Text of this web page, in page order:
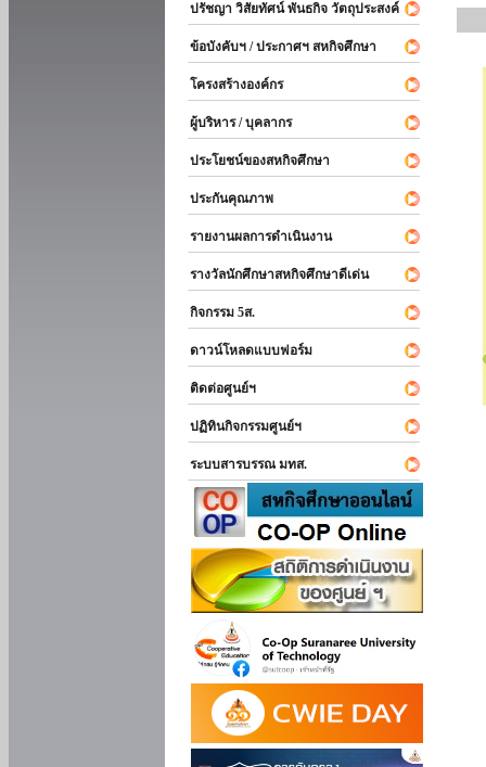
ปรัชญา วิสัยทัศน์ พันธกิจ วัตถุประสงค์
ข้อบังคับฯ / ประกาศฯ สหกิจศึกษา
โครงสร้างองค์กร
ผู้บริหาร / บุคลากร
ประโยชน์ของสหกิจศึกษา
ประกันคุณภาพ
รายงานผลการดำเนินงาน
รางวัลนักศึกษาสหกิจศึกษาดีเด่น
กิจกรรม 5ส.
ดาวน์โหลดแบบฟอร์ม
ติดต่อศูนย์ฯ
ปฏิทินกิจกรรมศูนย์ฯ
ระบบสารบรรณ มทส.